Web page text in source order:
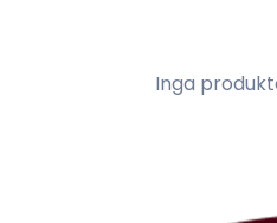
Inga